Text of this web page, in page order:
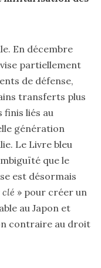
En décembre
partiellement
de défense,
transferts plus
finis liés au
génération
Le Livre bleu
que le
est désormais
» pour créer un
au Japon et
contraire au droit